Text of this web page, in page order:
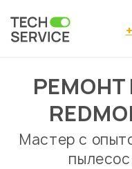
Сервисный центр
Ремонт
Мастер с